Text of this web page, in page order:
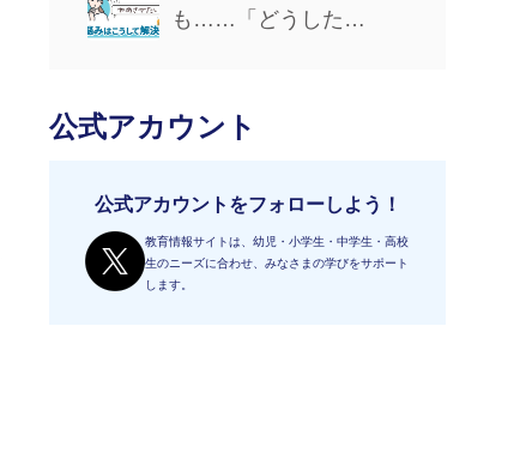
も……「どうした…
公式アカウント
公式アカウントをフォローしよう！
教育情報サイトは、幼児・小学生・中学生・高校
生のニーズに合わせ、みなさまの学びをサポート
します。